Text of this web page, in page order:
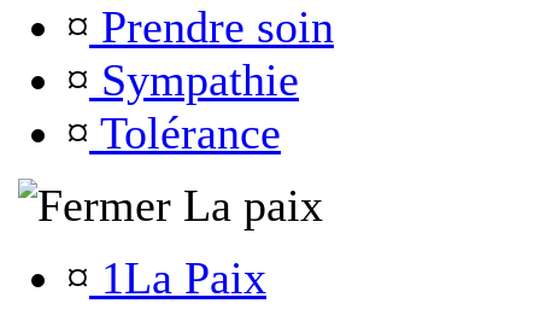
¤ Prendre soin
¤ Sympathie
¤ Tolérance
La paix
¤ 1La Paix